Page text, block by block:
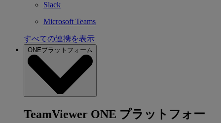
Slack
Microsoft Teams
すべての連携を表示
ONEプラットフォーム
TeamViewer ONE プラットフォー